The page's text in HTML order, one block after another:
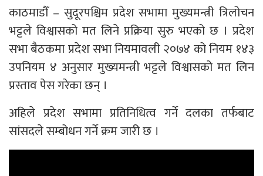
काठमाडौँ – सुदूरपश्चिम प्रदेश सभामा मुख्यमन्त्री त्रिलोचन
भट्टले विश्वासको मत लिने प्रक्रिया सुरु भएको छ । प्रदेश
सभा बैठकमा प्रदेश सभा नियमावली २०७४ को नियम १४३
उपनियम ४ अनुसार मुख्यमन्त्री भट्टले विश्वासको मत लिन
प्रस्ताव पेस गरेका छन् ।
अहिले प्रदेश सभामा प्रतिनिधित्व गर्ने दलका तर्फबाट
सांसदले सम्बोधन गर्ने क्रम जारी छ ।